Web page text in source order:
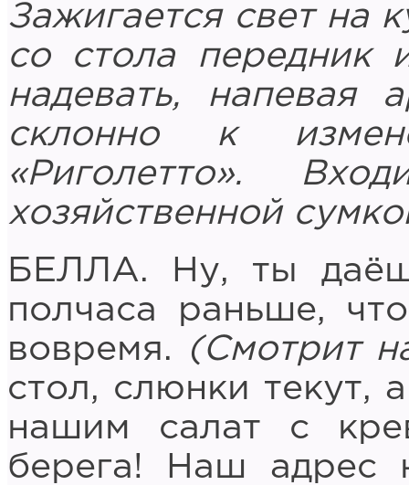
Зажигается свет на
со стола передник
надевать, напевая
склонно к
«Риголетто».
хозяйственной
БЕЛЛА. Ну, ты
полчаса раньше,
вовремя.
(Смотрит
стол, слюнки текут,
нашим салат с
берега! Наш